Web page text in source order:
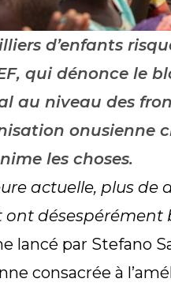
d’enfants
qui dénonce le
au niveau des
les choses.
actuelle, plus
ont désespérément
lancé par Stefano
consacrée à